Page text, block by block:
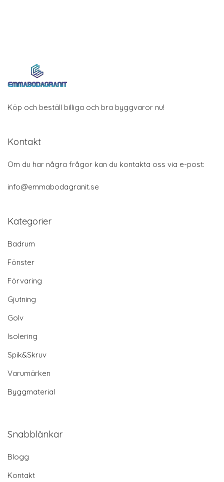
Köp och beställ billiga och bra byggvaror nu!
Kontakt
Om du har några frågor kan du kontakta oss via e-post:
info@emmabodagranit.se
Kategorier
Badrum
Fönster
Förvaring
Gjutning
Golv
Isolering
Spik&Skruv
Varumärken
Byggmaterial
Snabblänkar
Blogg
Kontakt